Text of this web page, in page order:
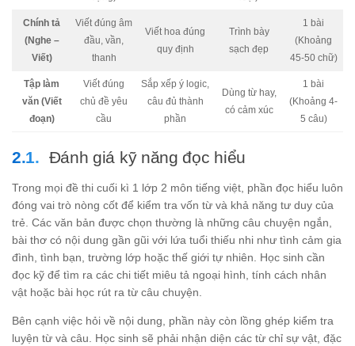
Chính tả
(Nghe –
Viết)
Viết đúng âm
đầu, vần,
thanh
Viết hoa đúng
quy định
Trình bày
sạch đẹp
1 bài
(Khoảng
45-50 chữ)
Tập làm
văn (Viết
đoạn)
Viết đúng
chủ đề yêu
cầu
Sắp xếp ý logic,
câu đủ thành
phần
Dùng từ hay,
có cảm xúc
1 bài
(Khoảng 4-
5 câu)
Đánh giá kỹ năng đọc hiểu
Trong mọi đề thi cuối kì 1 lớp 2 môn tiếng việt, phần đọc hiểu luôn
đóng vai trò nòng cốt để kiểm tra vốn từ và khả năng tư duy của
trẻ. Các văn bản được chọn thường là những câu chuyện ngắn,
bài thơ có nội dung gần gũi với lứa tuổi thiếu nhi như tình cảm gia
đình, tình bạn, trường lớp hoặc thế giới tự nhiên. Học sinh cần
đọc kỹ để tìm ra các chi tiết miêu tả ngoại hình, tính cách nhân
vật hoặc bài học rút ra từ câu chuyện.
Bên cạnh việc hỏi về nội dung, phần này còn lồng ghép kiểm tra
luyện từ và câu. Học sinh sẽ phải nhận diện các từ chỉ sự vật, đặc